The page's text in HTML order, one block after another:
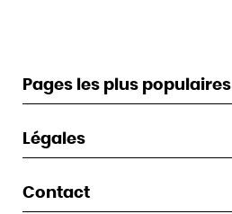
Pages les plus populaires
Légales
Contact